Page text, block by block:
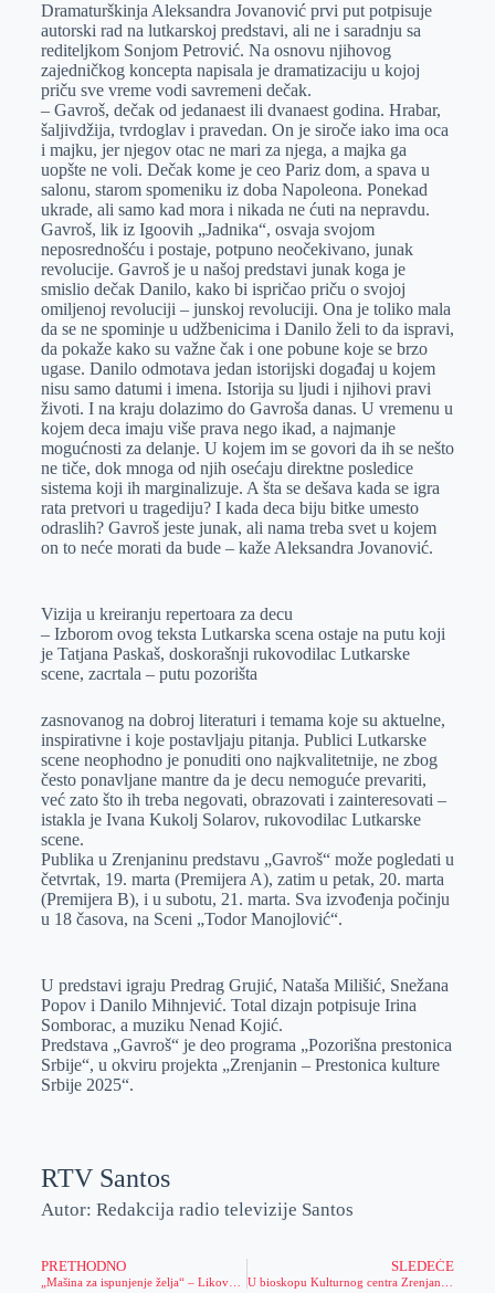
Dramaturškinja Aleksandra Jovanović prvi put potpisuje
autorski rad na lutkarskoj predstavi, ali ne i saradnju sa
rediteljkom Sonjom Petrović. Na osnovu njihovog
zajedničkog koncepta napisala je dramatizaciju u kojoj
priču sve vreme vodi savremeni dečak.
– Gavroš, dečak od jedanaest ili dvanaest godina. Hrabar,
šaljivdžija, tvrdoglav i pravedan. On je siroče iako ima oca
i majku, jer njegov otac ne mari za njega, a majka ga
uopšte ne voli. Dečak kome je ceo Pariz dom, a spava u
salonu, starom spomeniku iz doba Napoleona. Ponekad
ukrade, ali samo kad mora i nikada ne ćuti na nepravdu.
Gavroš, lik iz Igoovih „Jadnika“, osvaja svojom
neposrednošću i postaje, potpuno neočekivano, junak
revolucije. Gavroš je u našoj predstavi junak koga je
smislio dečak Danilo, kako bi ispričao priču o svojoj
omiljenoj revoluciji – junskoj revoluciji. Ona je toliko mala
da se ne spominje u udžbenicima i Danilo želi to da ispravi,
da pokaže kako su važne čak i one pobune koje se brzo
ugase. Danilo odmotava jedan istorijski događaj u kojem
nisu samo datumi i imena. Istorija su ljudi i njihovi pravi
životi. I na kraju dolazimo do Gavroša danas. U vremenu u
kojem deca imaju više prava nego ikad, a najmanje
mogućnosti za delanje. U kojem im se govori da ih se nešto
ne tiče, dok mnoga od njih osećaju direktne posledice
sistema koji ih marginalizuje. A šta se dešava kada se igra
rata pretvori u tragediju? I kada deca biju bitke umesto
odraslih? Gavroš jeste junak, ali nama treba svet u kojem
on to neće morati da bude – kaže Aleksandra Jovanović.
Vizija u kreiranju repertoara za decu
– Izborom ovog teksta Lutkarska scena ostaje na putu koji
je Tatjana Paskaš, doskorašnji rukovodilac Lutkarske
scene, zacrtala – putu pozorišta
zasnovanog na dobroj literaturi i temama koje su aktuelne,
inspirativne i koje postavljaju pitanja. Publici Lutkarske
scene neophodno je ponuditi ono najkvalitetnije, ne zbog
često ponavljane mantre da je decu nemoguće prevariti,
već zato što ih treba negovati, obrazovati i zainteresovati –
istakla je Ivana Kukolj Solarov, rukovodilac Lutkarske
scene.
Publika u Zrenjaninu predstavu „Gavroš“ može pogledati u
četvrtak, 19. marta (Premijera A), zatim u petak, 20. marta
(Premijera B), i u subotu, 21. marta. Sva izvođenja počinju
u 18 časova, na Sceni „Todor Manojlović“.
U predstavi igraju Predrag Grujić, Nataša Milišić, Snežana
Popov i Danilo Mihnjević. Total dizajn potpisuje Irina
Somborac, a muziku Nenad Kojić.
Predstava „Gavroš“ je deo programa „Pozorišna prestonica
Srbije“, u okviru projekta „Zrenjanin – Prestonica kulture
Srbije 2025“.
RTV Santos
Autor: Redakcija radio televizije Santos
PRETHODNO
„Mašina za ispunjenje želja“ – Likovni konkurs Predškolske ustanove
SLEDEĆE